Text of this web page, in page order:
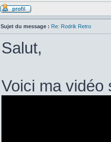
Sujet du message : Re: Rodrik Retro
Salut,
Voici ma